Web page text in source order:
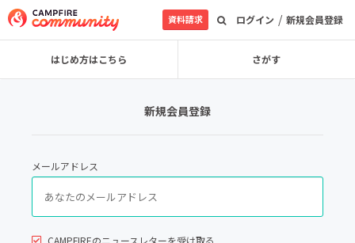
ログイン / 新規会員登録
資料請求
はじめ方はこちら さがす
新規会員登録
メールアドレス
CAMPFIREのニュースレターを受け取る